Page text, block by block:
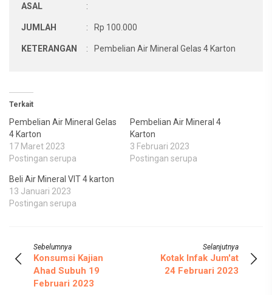
ASAL :
JUMLAH : Rp 100.000
KETERANGAN : Pembelian Air Mineral Gelas 4 Karton
Terkait
Pembelian Air Mineral Gelas
4 Karton
17 Maret 2023
Postingan serupa
Pembelian Air Mineral 4
Karton
3 Februari 2023
Postingan serupa
Beli Air Mineral VIT 4 karton
13 Januari 2023
Postingan serupa
Sebelumnya
Konsumsi Kajian
Ahad Subuh 19
Februari 2023
Selanjutnya
Kotak Infak Jum'at
24 Februari 2023